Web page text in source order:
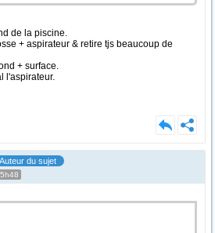
de la piscine.
+ aspirateur & retire tjs beaucoup de
+ surface.
l'aspirateur.
Auteur du sujet